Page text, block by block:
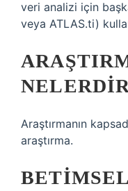
veri analizi için
veya ATLAS.ti)
Araştırmanın
araştırma.